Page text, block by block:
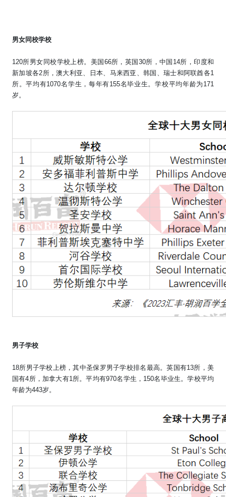
男女同校学校
120所男女同校学校上榜。美国 66所，英国 30所，中国 14所，印度和
新加坡各2所，澳大利亚、日本、马来西亚、韩国、瑞士和阿联酋各1
所。平均有1070名学生，每年有155名毕业生。学校平均年龄为 171
岁。
男子学校
18所男子学校上榜，其中圣保罗男子学校排名最高。英国有13所，美
国有4所，加拿大有1所。平均有970名学生， 150名毕业生。学校平均
年龄为443岁。